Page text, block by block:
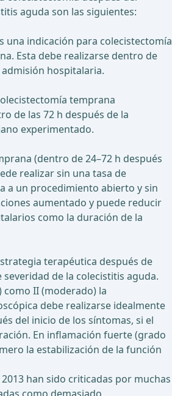
aguda son las siguientes:
una indicación para colecistectomía
Esta debe realizarse dentro de
admisión hospitalaria.
temprana
de las 72 h después de la
experimentado.
(dentro de 24–72 h después
realizar sin una tasa de
a un procedimiento abierto y sin
aumentado y puede reducir
como la duración de la
terapéutica después de
de la colecistitis aguda.
como II (moderado) la
debe realizarse idealmente
del inicio de los síntomas, si el
En inflamación fuerte (grado
la estabilización de la función
han sido criticadas por muchas